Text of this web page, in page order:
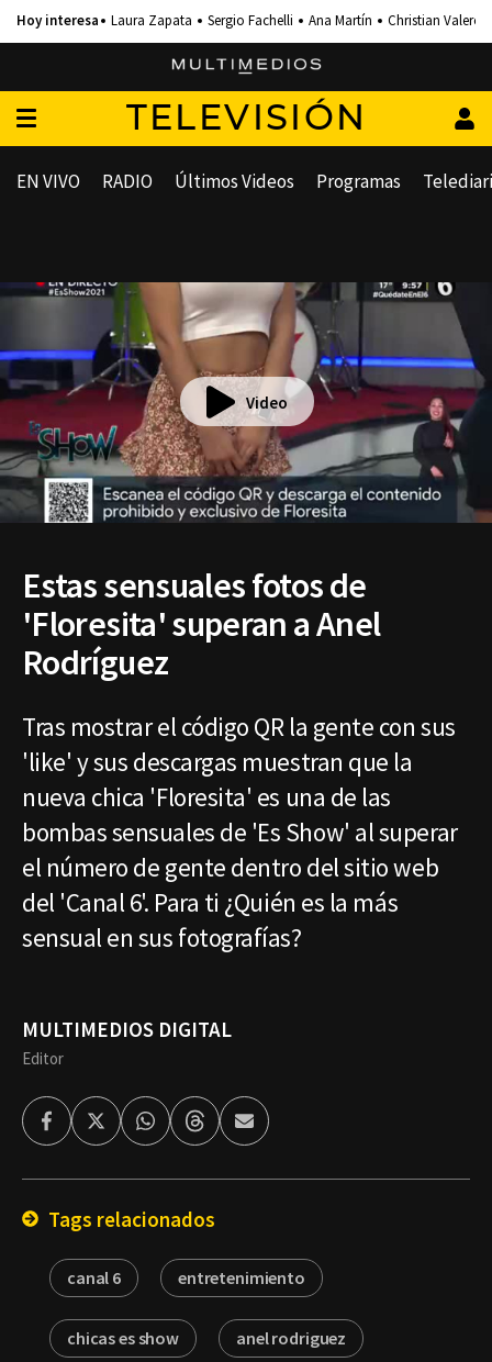
Laura Zapata Sergio Fachelli Ana Martín Christian Valero
TELEVISIÓN
EN VIVO RADIO Últimos Videos Programas
Video
Estas sensuales fotos de
'Floresita' superan a Anel
Rodríguez
Tras mostrar el código QR la gente con sus
'like' y sus descargas muestran que la
nueva chica 'Floresita' es una de las
bombas sensuales de 'Es Show' al superar
el número de gente dentro del sitio web
del 'Canal 6'. Para ti ¿Quién es la más
sensual en sus fotografías?
MULTIMEDIOS DIGITAL
Editor
FacebookTwitterWhatsappThreadsEnviar
por
Tags relacionados
canal 6 entretenimiento
chicas es show anel rodriguez